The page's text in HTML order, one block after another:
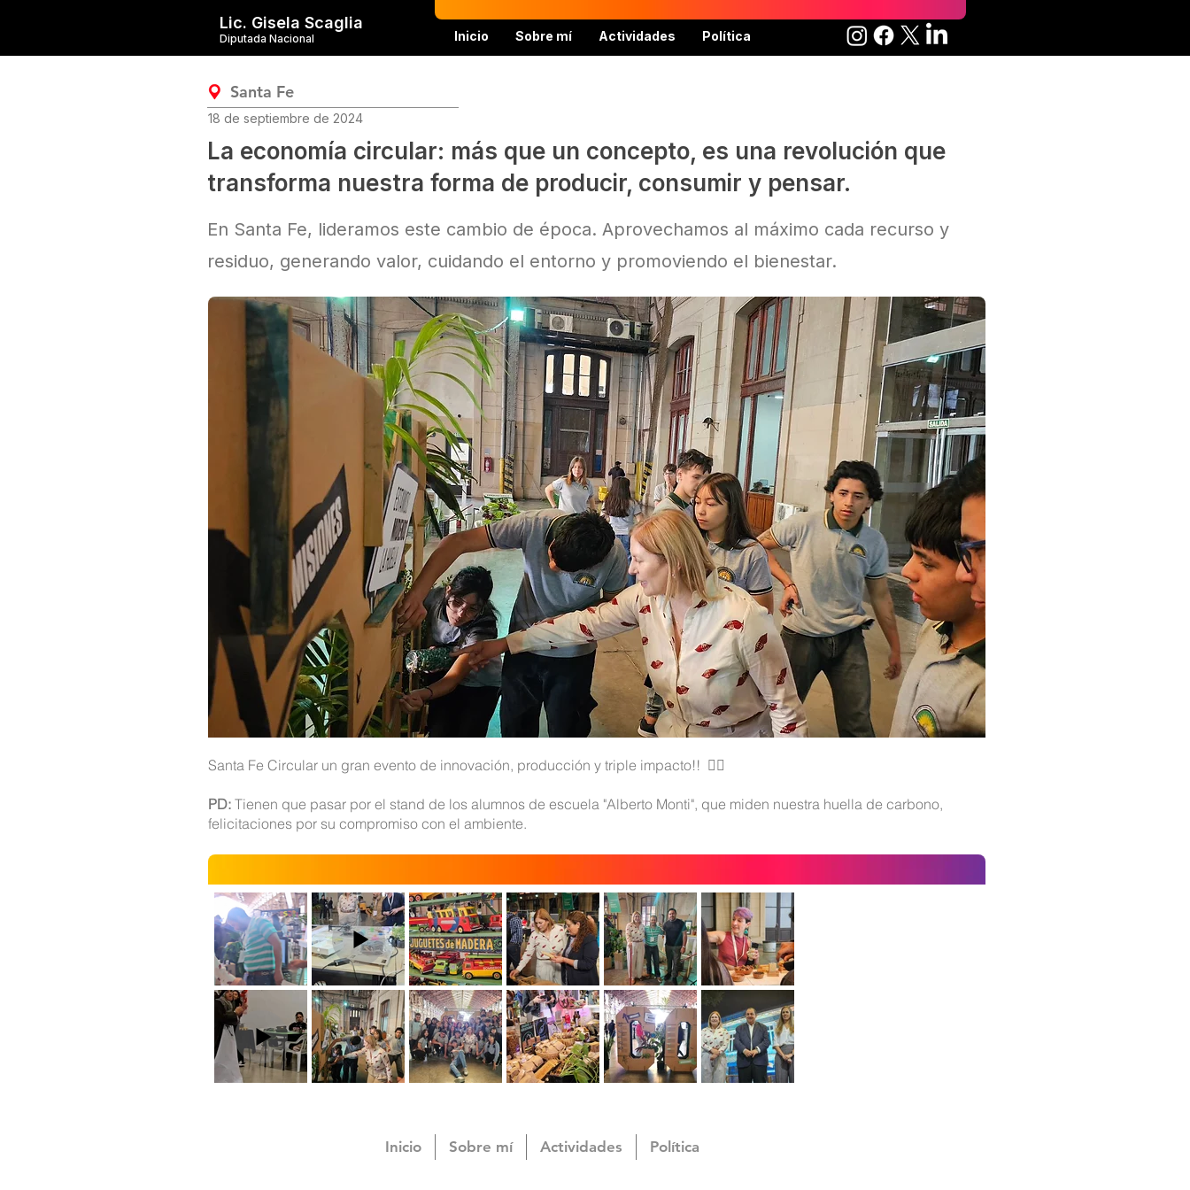
Diputada Nacional
Lic. Gisela Scaglia
Inicio Sobre mí Actividades Política
Santa Fe
18 de septiembre de 2024
La economía circular: más que un concepto, es una revolución que
transforma nuestra forma de producir, consumir y pensar.
En Santa Fe, lideramos este cambio de época. Aprovechamos al máximo cada recurso y
residuo, generando valor, cuidando el entorno y promoviendo el bienestar.
Santa Fe Circular un gran evento de innovación, producción y triple impacto!! 👉🏼
PD: Tienen que pasar por el stand de los alumnos de escuela "Alberto Monti", que miden nuestra huella de carbono,
felicitaciones por su compromiso con el ambiente.
Inicio Sobre mí Actividades Política